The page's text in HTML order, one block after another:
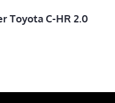
Toyota C-HR 2.0